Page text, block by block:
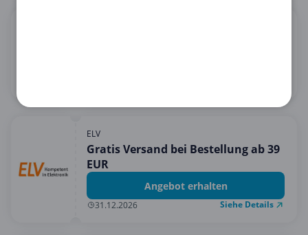
ELV
Gratis Versand bei Bestellung ab 39
EUR
Angebot erhalten
31.12.2026 Siehe Details